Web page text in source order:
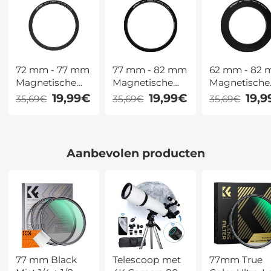
72 mm - 77 mm
Magnetische
Lensfilteradapterring
35,69€ 19,99€
77 mm - 82 mm
Magnetische
Lensfilteradapterring
35,69€ 19,99€
62 mm - 82
Magnetische
35,69€
Aanbevolen producten
77 mm Black
Telescoop met
77mm True